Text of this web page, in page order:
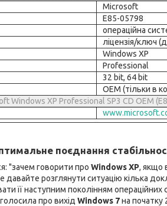
Microsoft
E85-05798
операційна
ліцензія/ключ
Windows XP
Professional
32 bit, 64 bit
OEM (тільки в
Windows XP Professional SP3 CD OEM
поєднання
"зачем говорити про Windows XP, якщо
давайте розглянути ситуацію кілька
її наступним поколінням
про вихід Windows 7на початку